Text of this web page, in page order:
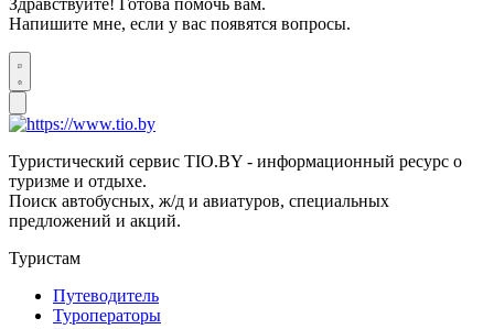
Напишите мне, если у вас появятся вопросы.
Туристический сервис TIO.BY - информационный ресурс о
туризме и отдыхе.
Поиск автобусных, ж/д и авиатуров, специальных
предложений и акций.
Туристам
Путеводитель
Туроператоры